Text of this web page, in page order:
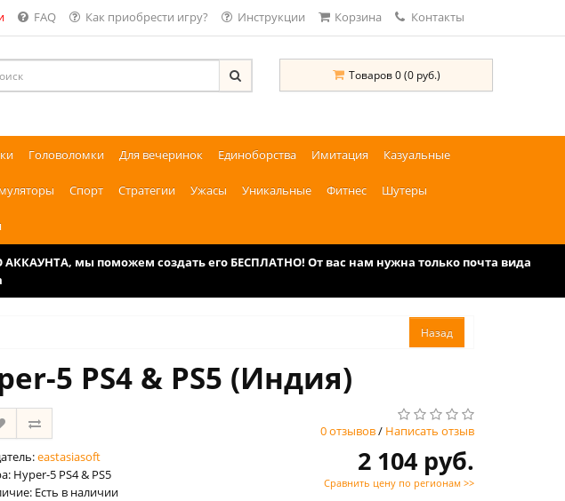
FAQ Как приобрести игру? Инструкции Корзина Контакты
Товаров 0 (0 руб.)
Головоломки Для вечеринок Единоборства Имитация Казуальные
Спорт Стратегии Ужасы Уникальные Фитнес Шутеры
мы поможем создать его БЕСПЛАТНО! От вас нам нужна только почта вида
5 PS4 & PS5 (Индия)
0 отзывов/ Написать отзыв
eastasiasoft
Hyper-5 PS4 & PS5
Есть в наличии
2 104 руб.
Сравнить цену по регионам >>